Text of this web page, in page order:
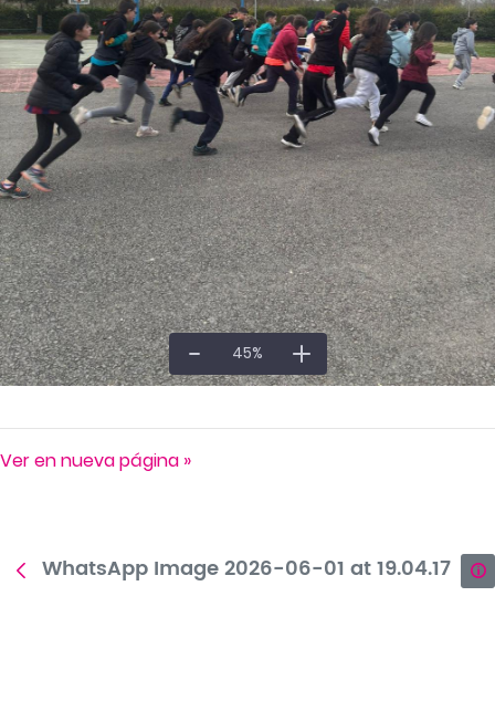
45%
Ver en nueva página »
WhatsApp Image 2026-06-01 at 19.04.17